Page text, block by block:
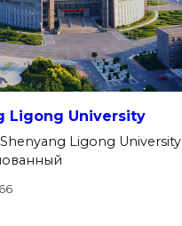
Ligong University
Ligong University